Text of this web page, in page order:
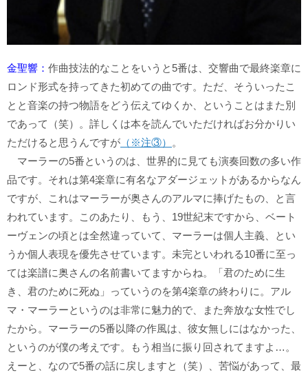
金聖響： 作曲技法的なことをいうと5番は、交響曲で最終楽章に
ロンド形式を持ってきた初めての曲です。ただ、そういったこ
とと音楽の持つ物語をどう伝えてゆくか、ということはまた別
であって（笑）。詳しくは本を読んでいただければお分かりい
ただけると思うんですが （※注③）
。
マーラーの5番というのは、世界的に見ても演奏回数の多い作
品です。それは第4楽章に有名なアダージェットがあるからなん
ですが、これはマーラーが奥さんのアルマに捧げたもの、と言
われています。このあたり、もう、19世紀末ですから、ベート
ーヴェンの頃とは全然違っていて、マーラーは個人主義、とい
うか個人表現を優先させています。未完といわれる10番に至っ
ては楽譜に奥さんの名前書いてますからね。「君のために生
き、君のために死ぬ」っていうのを第4楽章の終わりに。アル
マ・マーラーというのは非常に魅力的で、また奔放な女性でし
たから。マーラーの5番以降の作風は、彼女無しにはなかった、
というのが僕の考えです。もう相当に振り回されてますよ…。
えーと、なので5番の話に戻しますと（笑）、苦悩があって、最